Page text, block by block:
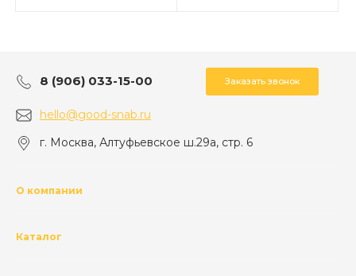
8 (906) 033-15-00 Заказать звонок
hello@good-snab.ru
г. Москва, Алтуфьевское ш.29а, стр. 6
О компании
Каталог